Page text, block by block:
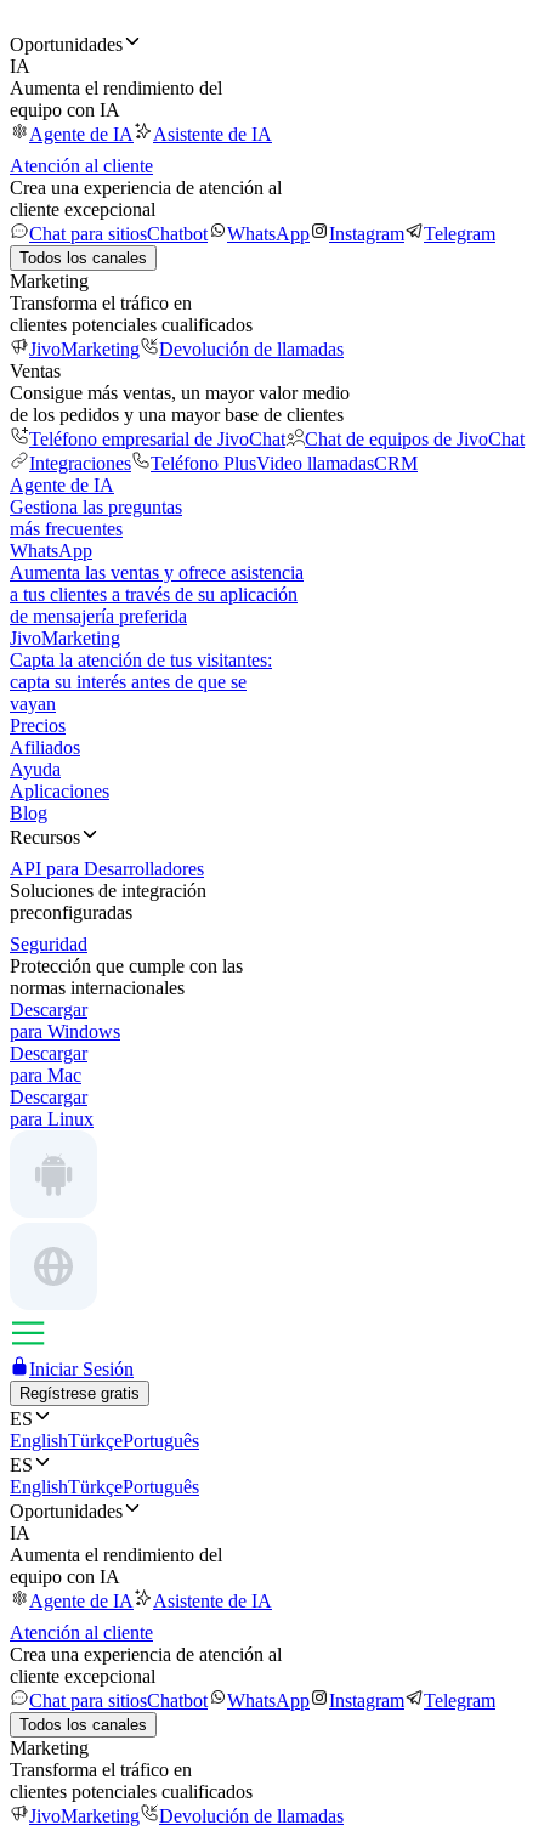
Oportunidades
IA
Aumenta el rendimiento del
equipo con IA
Agente de IA
Asistente de IA
Atención al cliente
Crea una experiencia de atención al
cliente excepcional
Chat para sitiosChatbot WhatsApp Instagram Telegram
Todos los canales
Marketing
Transforma el tráfico en
clientes potenciales cualificados
JivoMarketing
Devolución de llamadas
Ventas
Consigue más ventas, un mayor valor medio
de los pedidos y una mayor base de clientes
Teléfono empresarial de JivoChat
Chat de equipos de JivoChat
Integraciones
Teléfono PlusVideo llamadasCRM
Agente de IA
Gestiona las preguntas
más frecuentes
WhatsApp
Aumenta las ventas y ofrece asistencia
a tus clientes a través de su aplicación
de mensajería preferida
JivoMarketing
Capta la atención de tus visitantes:
capta su interés antes de que se
vayan
Precios
Afiliados
Ayuda
Aplicaciones
Blog
Recursos
API para Desarrolladores
Soluciones de integración
preconfiguradas
Seguridad
Protección que cumple con las
normas internacionales
Descargar
para Windows
Descargar
para Mac
Descargar
para Linux
Iniciar Sesión
Regístrese gratis
ES
EnglishTürkçePortuguês
ES
EnglishTürkçePortuguês
Oportunidades
IA
Aumenta el rendimiento del
equipo con IA
Agente de IA
Asistente de IA
Atención al cliente
Crea una experiencia de atención al
cliente excepcional
Chat para sitiosChatbot WhatsApp Instagram Telegram
Todos los canales
Marketing
Transforma el tráfico en
clientes potenciales cualificados
JivoMarketing
Devolución de llamadas